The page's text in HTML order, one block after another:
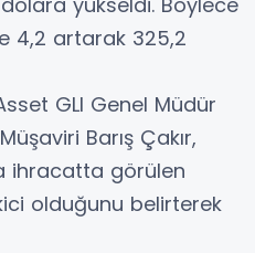
4,2 artarak 325,2
GLI Genel Müdür
Barış Çakır,
ihracatta görülen
olduğunu belirterek